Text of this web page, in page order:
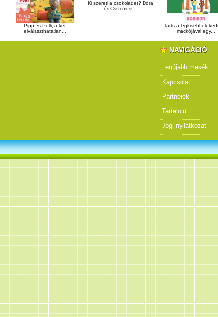
Pipp és Polli, a két
elválaszthatatlan...
Ki szereti a csokoládét? Dóra
és Csizi most...
Tarts a legkisebbek
mackójával egy...
NAVIGÁCIÓ
Legújabb mesék
Kapcsolat
Partnerek
Tartalom
Jogi nyilatkozat